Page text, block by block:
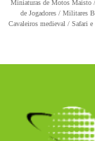
Miniaturas de Motos Maisto
de Jogadores / Militares
Cavaleiros medieval / Safari e